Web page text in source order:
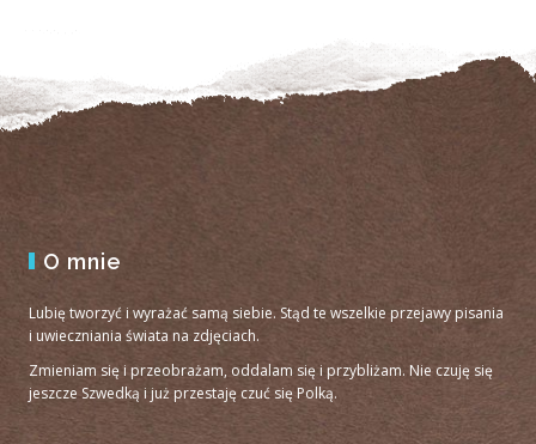
O mnie
Lubię tworzyć i wyrażać samą siebie. Stąd te wszelkie przejawy pisania
i uwieczniania świata na zdjęciach.
Zmieniam się i przeobrażam, oddalam się i przybliżam. Nie czuję się
jeszcze Szwedką i już przestaję czuć się Polką.